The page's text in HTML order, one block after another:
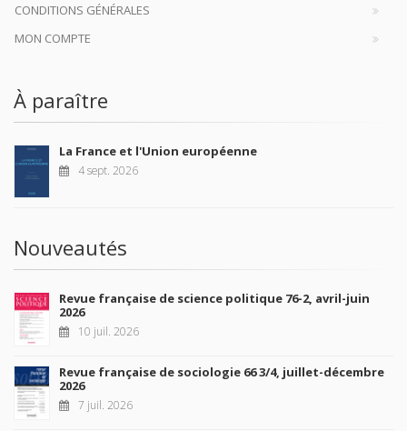
CONDITIONS GÉNÉRALES
MON COMPTE
À paraître
La France et l'Union européenne
4 sept. 2026
Nouveautés
Revue française de science politique 76-2, avril-juin
2026
10 juil. 2026
Revue française de sociologie 66 3/4, juillet-décembre
2026
7 juil. 2026